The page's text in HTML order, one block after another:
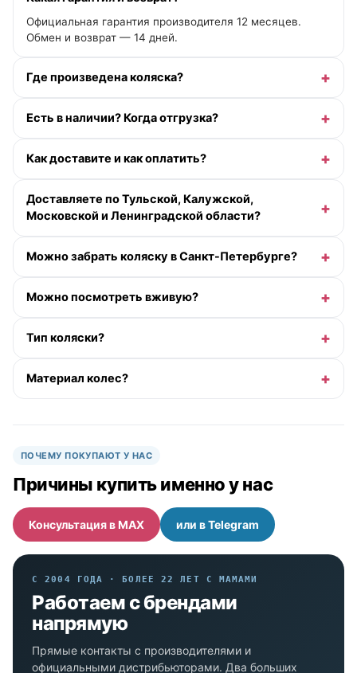
Официальная гарантия производителя 12 месяцев.
Обмен и возврат — 14 дней.
Где произведена коляска?
Есть в наличии? Когда отгрузка?
Как доставите и как оплатить?
Доставляете по Тульской, Калужской,
Московской и Ленинградской области?
Можно забрать коляску в Санкт-Петербурге?
Можно посмотреть вживую?
Тип коляски?
Материал колес?
ПОЧЕМУ ПОКУПАЮТ У НАС
Причины купить именно у нас
Консультация в MAX или в Telegram
С 2004 ГОДА · БОЛЕЕ 22 ЛЕТ С МАМАМИ
Работаем с брендами
напрямую
Прямые контакты с производителями и
официальными дистрибьюторами. Два больших